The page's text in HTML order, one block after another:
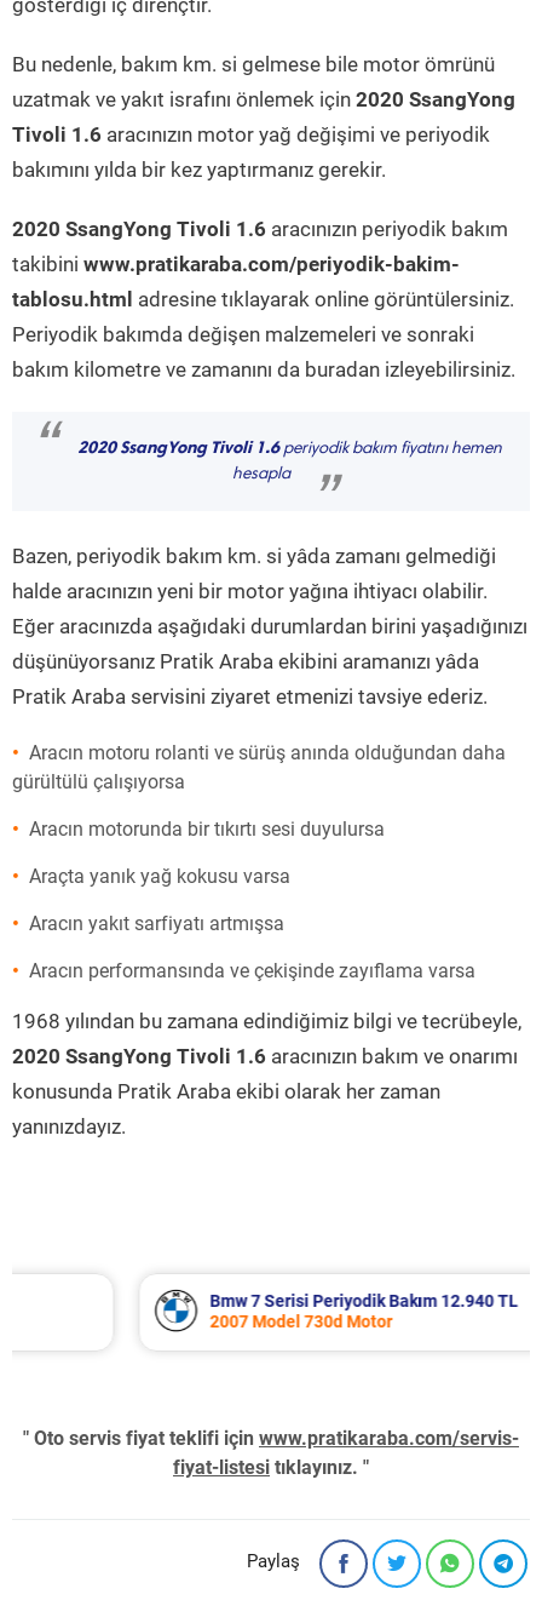
gösterdiği iç dirençtir.
Bu nedenle, bakım km. si gelmese bile motor ömrünü
uzatmak ve yakıt israfını önlemek için 2020 SsangYong
Tivoli 1.6 aracınızın motor yağ değişimi ve periyodik
bakımını yılda bir kez yaptırmanız gerekir.
2020 SsangYong Tivoli 1.6 aracınızın periyodik bakım
takibini www.pratikaraba.com/periyodik-bakim-
tablosu.html adresine tıklayarak online görüntülersiniz.
Periyodik bakımda değişen malzemeleri ve sonraki
bakım kilometre ve zamanını da buradan izleyebilirsiniz.
“ 2020 SsangYong Tivoli 1.6periyodik bakım fiyatını hemen
hesapla
”
Bazen, periyodik bakım km. si yâda zamanı gelmediği
halde aracınızın yeni bir motor yağına ihtiyacı olabilir.
Eğer aracınızda aşağıdaki durumlardan birini yaşadığınızı
düşünüyorsanız Pratik Araba ekibini aramanızı yâda
Pratik Araba servisini ziyaret etmenizi tavsiye ederiz.
Aracın motoru rolanti ve sürüş anında olduğundan daha
gürültülü çalışıyorsa
Aracın motorunda bir tıkırtı sesi duyulursa
Araçta yanık yağ kokusu varsa
Aracın yakıt sarfiyatı artmışsa
Aracın performansında ve çekişinde zayıflama varsa
1968 yılından bu zamana edindiğimiz bilgi ve tecrübeyle,
2020 SsangYong Tivoli 1.6 aracınızın bakım ve onarımı
konusunda Pratik Araba ekibi olarak her zaman
yanınızdayız.
Bmw 7 Serisi Periyodik Bakım 12.940 TL
2007 Model 730d Motor
" Oto servis fiyat teklifi için www.pratikaraba.com/servis-
fiyat-listesi tıklayınız. "
Paylaş